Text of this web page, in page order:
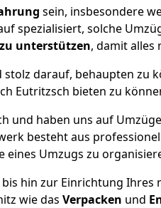
sein, insbesondere
spezialisiert, solche
unterstützen, damit alles
stolz darauf, behaupten zu
Eutritzsch bieten zu
und haben uns auf
besteht aus
eines Umzugs zu
hin zur Einrichtung Ihres
wie das Verpacken und